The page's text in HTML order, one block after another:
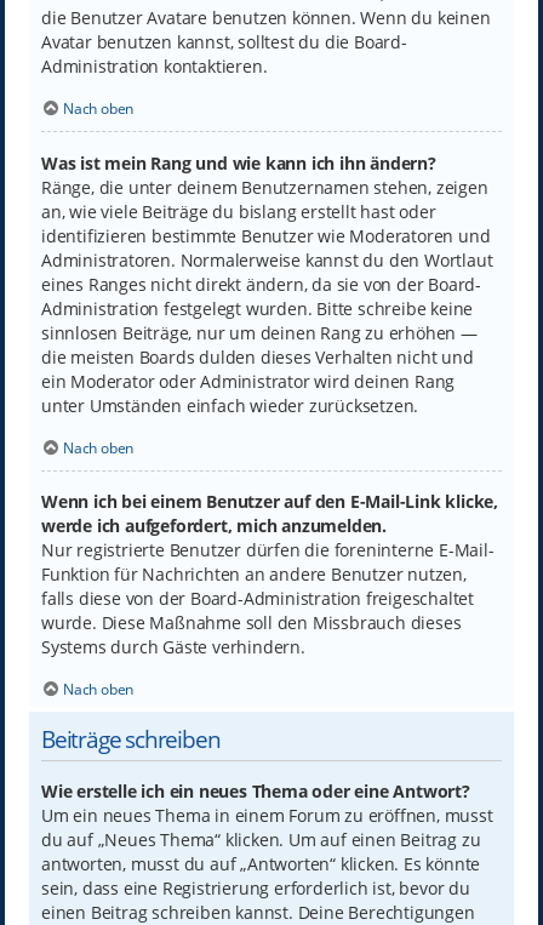
die Benutzer Avatare benutzen können. Wenn du keinen
Avatar benutzen kannst, solltest du die Board-
Administration kontaktieren.
Nach oben
Was ist mein Rang und wie kann ich ihn ändern?
Ränge, die unter deinem Benutzernamen stehen, zeigen
an, wie viele Beiträge du bislang erstellt hast oder
identifizieren bestimmte Benutzer wie Moderatoren und
Administratoren. Normalerweise kannst du den Wortlaut
eines Ranges nicht direkt ändern, da sie von der Board-
Administration festgelegt wurden. Bitte schreibe keine
sinnlosen Beiträge, nur um deinen Rang zu erhöhen —
die meisten Boards dulden dieses Verhalten nicht und
ein Moderator oder Administrator wird deinen Rang
unter Umständen einfach wieder zurücksetzen.
Nach oben
Wenn ich bei einem Benutzer auf den E-Mail-Link klicke,
werde ich aufgefordert, mich anzumelden.
Nur registrierte Benutzer dürfen die foreninterne E-Mail-
Funktion für Nachrichten an andere Benutzer nutzen,
falls diese von der Board-Administration freigeschaltet
wurde. Diese Maßnahme soll den Missbrauch dieses
Systems durch Gäste verhindern.
Nach oben
Beiträge schreiben
Wie erstelle ich ein neues Thema oder eine Antwort?
Um ein neues Thema in einem Forum zu eröffnen, musst
du auf „Neues Thema“ klicken. Um auf einen Beitrag zu
antworten, musst du auf „Antworten“ klicken. Es könnte
sein, dass eine Registrierung erforderlich ist, bevor du
einen Beitrag schreiben kannst. Deine Berechtigungen